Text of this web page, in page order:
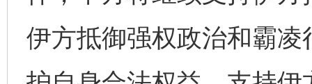
伊方抵御强权政治和霸